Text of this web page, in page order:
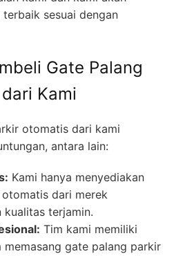
sesuai dengan
Gate Palang
Kami
otomatis dari kami
antara lain:
Kami hanya menyediakan
dari merek
terjamin.
Tim kami memiliki
memasang gate palang parkir